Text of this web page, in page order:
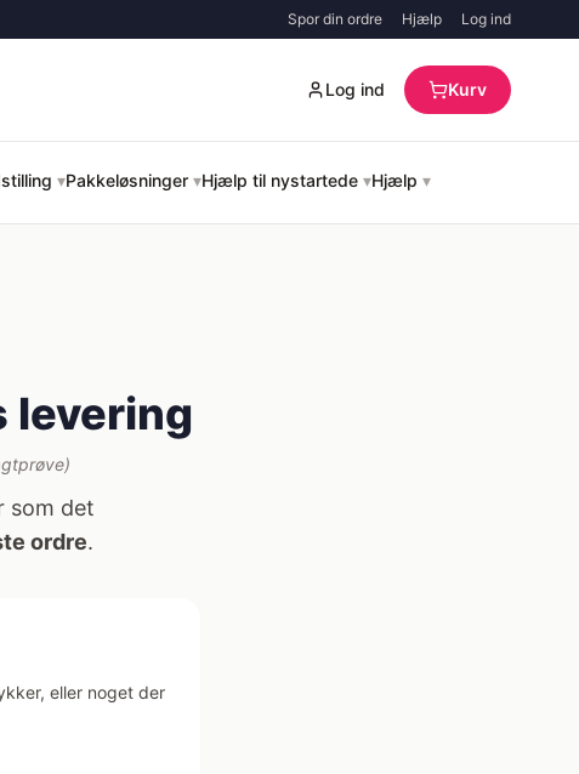
Spor din ordre Hjælp Log ind
Log ind Kurv
▾Pakkeløsninger ▾Hjælp til nystartede ▾Hjælp ▾
levering
som det
ordre.
eller noget der